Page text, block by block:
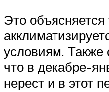
Это
условиям. Также
что в декабре-
нерест и в этот